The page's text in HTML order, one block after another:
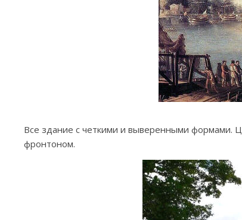
Все здание с четкими и выверенными формами.
фронтоном.